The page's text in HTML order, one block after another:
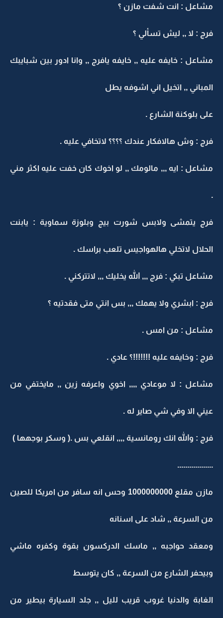
مشاعل : انت شفت مازن ؟
فرج : لا ,, ليش تسألي ؟
مشاعل : خايفه عليه ,, خايفه يافرج ,, وانا ادور بين شبايبك
المباني ,, اتخيل اني اشوفه يطل
على بلوكنة الشارع .
فرج : وش هالافكار عندك ؟؟؟؟ لاتخافي عليه .
مشاعل : ايه ,,, مالومك ,, لو اخوك كان خفت عليه اكثر مني
.
فرج يتمشى ولابس شورت بيج وبلوزة سماوية : يابنت
الحلال لاتخلي هالهواجيس تلعب براسك .
مشاعل تبكي : فرج ,,, الله يخليك ,,, لاتتركني .
فرج : ابشري ولا يهمك ,,, بس انتي متى فقدتيه ؟
مشاعل : من امس .
فرج : وخايفه عليه !!!!!!!؟ عادي .
مشاعل : لا موعادي ,,,, اخوي واعرفه زين ,, مايختفي من
عيني الا وفي شي صاير له .
فرج : والله انك رومانسية ,,,, انقلعي بس .( وسكر بوجهها )
..................
مازن مقلع 1000000000 وحس انه سافر من امريكا للصين
من السرعة ,, شاد على اسنانه
ومعقد حواجبه ,, ماسك الدركسون بقوة وكفره ماشي
وبيحفر الشارع من السرعة ,, كان يتوسط
الغابة والدنيا غروب قريب لليل ,, جلد السيارة بيطير من